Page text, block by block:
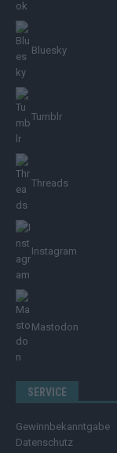
Bluesky
Tumblr
Threads
Instagram
Mastodon
SERVICE
Gewinnbekanntgabe
Datenschutz